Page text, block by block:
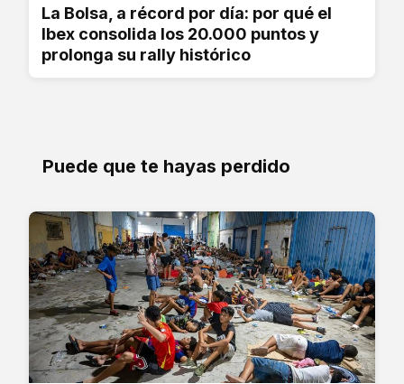
La Bolsa, a récord por día: por qué el
Ibex consolida los 20.000 puntos y
prolonga su rally histórico
Puede que te hayas perdido